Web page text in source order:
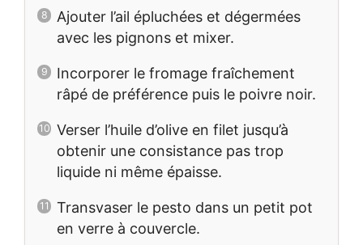
Ajouter l’ail épluchées et dégermées
avec les pignons et mixer.
Incorporer le fromage fraîchement
râpé de préférence puis le poivre noir.
Verser l’huile d’olive en filet jusqu’à
obtenir une consistance pas trop
liquide ni même épaisse.
Transvaser le pesto dans un petit pot
en verre à couvercle.